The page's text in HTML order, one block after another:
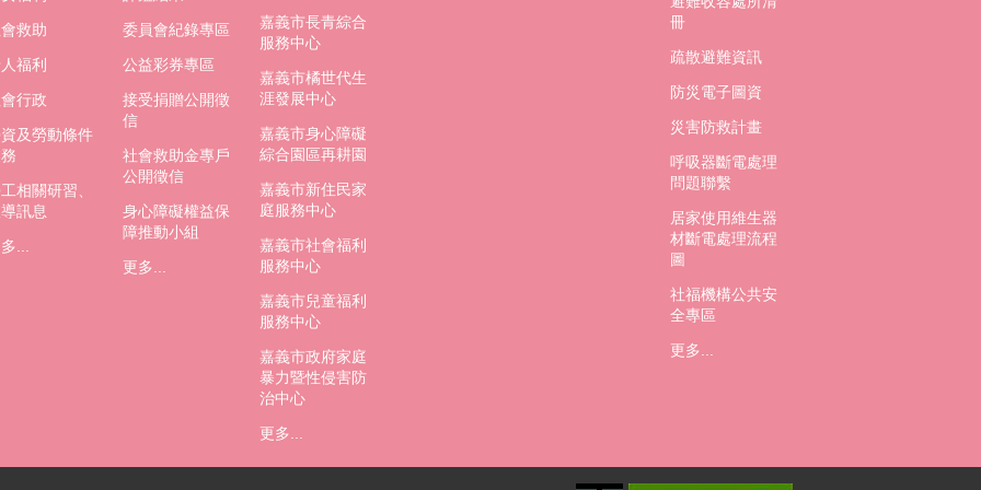
救助
福利
行政
及勞動條件
相關研習、
訊息
...
委員會紀錄專區
公益彩券專區
接受捐贈公開徵
信
社會救助金專戶
公開徵信
身心障礙權益保
障推動小組
更多...
嘉義市長青綜合
服務中心
嘉義市橘世代生
涯發展中心
嘉義市身心障礙
綜合園區再耕園
嘉義市新住民家
庭服務中心
嘉義市社會福利
服務中心
嘉義市兒童福利
服務中心
嘉義市政府家庭
暴力暨性侵害防
治中心
更多...
冊
疏散避難資訊
防災電子圖資
災害防救計畫
呼吸器斷電處理
問題聯繫
居家使用維生器
材斷電處理流程
圖
社福機構公共安
全專區
更多...